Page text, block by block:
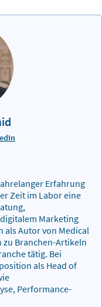
Erfahrung
Zeit im Labor eine
Marketing
als Autor von Medical
Branchen-Artikeln
tätig. Bei
als Head of
Performance-